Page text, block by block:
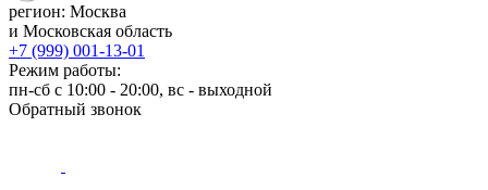
регион: Москва
и Московская область
+7 (999) 001-13-01
Режим работы:
пн-сб с 10:00 - 20:00, вс - выходной
Обратный звонок